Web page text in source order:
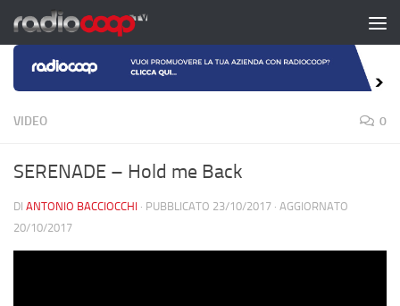
Salta al contenuto
VIDEO 0
SERENADE – Hold me Back
DI ANTONIO BACCIOCCHI · PUBBLICATO 23/10/2017 · AGGIORNATO
20/10/2017